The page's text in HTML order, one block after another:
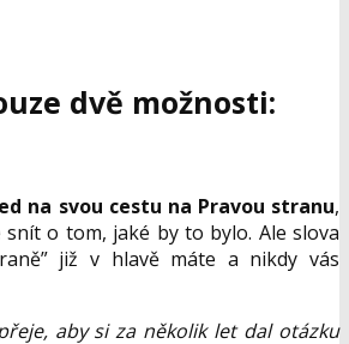
dvě možnosti:
na svou cestu na Pravou stranu,
o tom, jaké by to bylo. Ale slova
již v hlavě máte a nikdy vás
aby si za několik let dal otázku